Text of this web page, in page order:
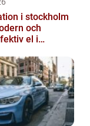
i stockholm
och
el i